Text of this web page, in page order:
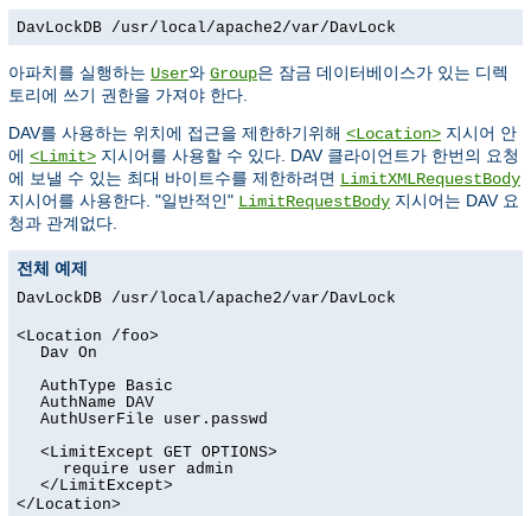
DavLockDB /usr/local/apache2/var/DavLock
아파치를 실행하는 User와 Group은 잠금 데이터베이스가 있는 디렉
토리에 쓰기 권한을 가져야 한다.
DAV를 사용하는 위치에 접근을 제한하기위해 <Location> 지시어 안
에 <Limit> 지시어를 사용할 수 있다. DAV 클라이언트가 한번의 요청
에 보낼 수 있는 최대 바이트수를 제한하려면 LimitXMLRequestBody
지시어를 사용한다. "일반적인" LimitRequestBody 지시어는 DAV 요
청과 관계없다.
전체 예제
DavLockDB /usr/local/apache2/var/DavLock
<Location /foo>
Dav On
AuthType Basic
AuthName DAV
AuthUserFile user.passwd
<LimitExcept GET OPTIONS>
require user admin
</LimitExcept>
</Location>